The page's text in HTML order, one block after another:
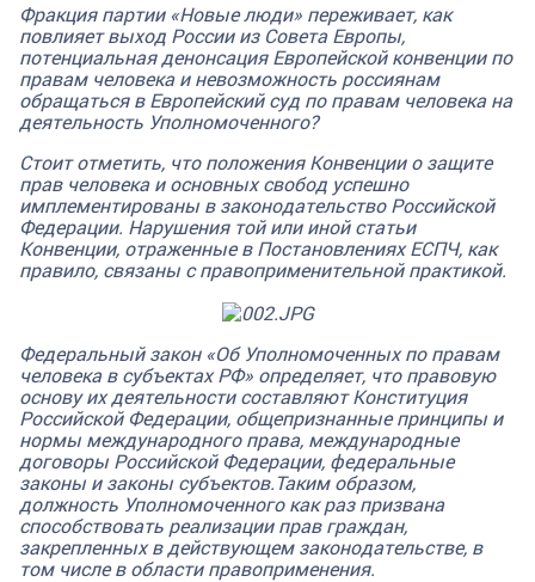
Фракция партии «Новые люди» переживает, как
повлияет выход России из Совета Европы,
потенциальная денонсация Европейской конвенции по
правам человека и невозможность россиянам
обращаться в Европейский суд по правам человека на
деятельность Уполномоченного?
Стоит отметить, что положения Конвенции о защите
прав человека и основных свобод успешно
имплементированы в законодательство Российской
Федерации. Нарушения той или иной статьи
Конвенции, отраженные в Постановлениях ЕСПЧ, как
правило, связаны с правоприменительной практикой.
Федеральный закон «Об Уполномоченных по правам
человека в субъектах РФ» определяет, что правовую
основу их деятельности составляют Конституция
Российской Федерации, общепризнанные принципы и
нормы международного права, международные
договоры Российской Федерации, федеральные
законы и законы субъектов.Таким образом,
должность Уполномоченного как раз призвана
способствовать реализации прав граждан,
закрепленных в действующем законодательстве, в
том числе в области правоприменения.